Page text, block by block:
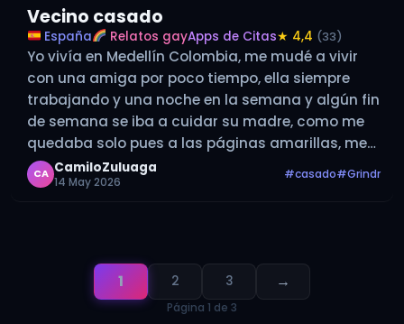
Vecino casado
España Relatos gayApps de Citas★ 4,4 (33)
Yo vivía en Medellín Colombia, me mudé a vivir
con una amiga por poco tiempo, ella siempre
trabajando y una noche en la semana y algún fin
de semana se iba a cuidar su madre, como me
quedaba solo pues a las páginas amarillas, me
aparecía un usuario anónimo a…
CA CamiloZuluaga
14 May 2026
#casado#Grindr
1 2 3 →
Página 1 de 3